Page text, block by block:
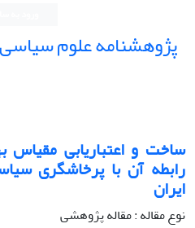
پژوهشنامه علوم سیاسی
ساخت و اعتباریابی
رابطه آن با پرخاشگری
ایران
نوع مقاله : مقاله پژوهشی